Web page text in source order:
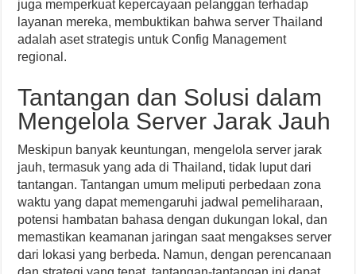
juga memperkuat kepercayaan pelanggan terhadap
layanan mereka, membuktikan bahwa server Thailand
adalah aset strategis untuk Config Management
regional.
Tantangan dan Solusi dalam
Mengelola Server Jarak Jauh
Meskipun banyak keuntungan, mengelola server jarak
jauh, termasuk yang ada di Thailand, tidak luput dari
tantangan. Tantangan umum meliputi perbedaan zona
waktu yang dapat memengaruhi jadwal pemeliharaan,
potensi hambatan bahasa dengan dukungan lokal, dan
memastikan keamanan jaringan saat mengakses server
dari lokasi yang berbeda. Namun, dengan perencanaan